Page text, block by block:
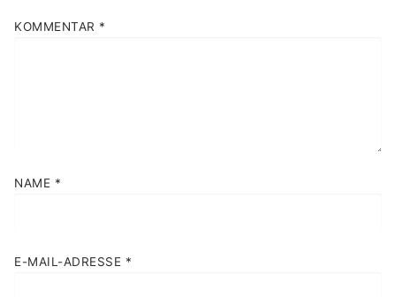
KOMMENTAR *
NAME *
E-MAIL-ADRESSE *